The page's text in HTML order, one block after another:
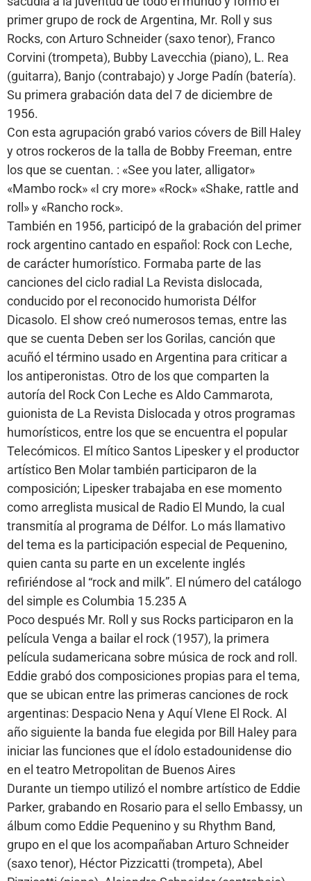
primer grupo de rock de Argentina, Mr. Roll y sus
Rocks, con Arturo Schneider (saxo tenor), Franco
Corvini (trompeta), Bubby Lavecchia (piano), L. Rea
(guitarra), Banjo (contrabajo) y Jorge Padín (batería).
Su primera grabación data del 7 de diciembre de
1956.
Con esta agrupación grabó varios cóvers de Bill Haley
y otros rockeros de la talla de Bobby Freeman, entre
los que se cuentan. : «See you later, alligator»
«Mambo rock» «I cry more» «Rock» «Shake, rattle and
roll» y «Rancho rock».
También en 1956, participó de la grabación del primer
rock argentino cantado en español: Rock con Leche,
de carácter humorístico. Formaba parte de las
canciones del ciclo radial La Revista dislocada,
conducido por el reconocido humorista Délfor
Dicasolo. El show creó numerosos temas, entre las
que se cuenta Deben ser los Gorilas, canción que
acuñó el término usado en Argentina para criticar a
los antiperonistas. Otro de los que comparten la
autoría del Rock Con Leche es Aldo Cammarota,
guionista de La Revista Dislocada y otros programas
humorísticos, entre los que se encuentra el popular
Telecómicos. El mítico Santos Lipesker y el productor
artístico Ben Molar también participaron de la
composición; Lipesker trabajaba en ese momento
como arreglista musical de Radio El Mundo, la cual
transmitía al programa de Délfor. Lo más llamativo
del tema es la participación especial de Pequenino,
quien canta su parte en un excelente inglés
refiriéndose al “rock and milk”. El número del catálogo
del simple es Columbia 15.235 A
Poco después Mr. Roll y sus Rocks participaron en la
película Venga a bailar el rock (1957), la primera
película sudamericana sobre música de rock and roll.
Eddie grabó dos composiciones propias para el tema,
que se ubican entre las primeras canciones de rock
argentinas: Despacio Nena y Aquí VIene El Rock. Al
año siguiente la banda fue elegida por Bill Haley para
iniciar las funciones que el ídolo estadounidense dio
en el teatro Metropolitan de Buenos Aires
Durante un tiempo utilizó el nombre artístico de Eddie
Parker, grabando en Rosario para el sello Embassy, un
álbum como Eddie Pequenino y su Rhythm Band,
grupo en el que los acompañaban Arturo Schneider
(saxo tenor), Héctor Pizzicatti (trompeta), Abel